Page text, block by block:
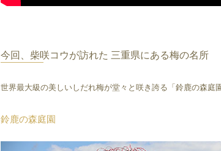
今回、柴咲コウが訪れた 三重県にある梅の名所
世界最大級の美しいしだれ梅が堂々と咲き誇る「鈴鹿の森庭
鈴鹿の森庭園